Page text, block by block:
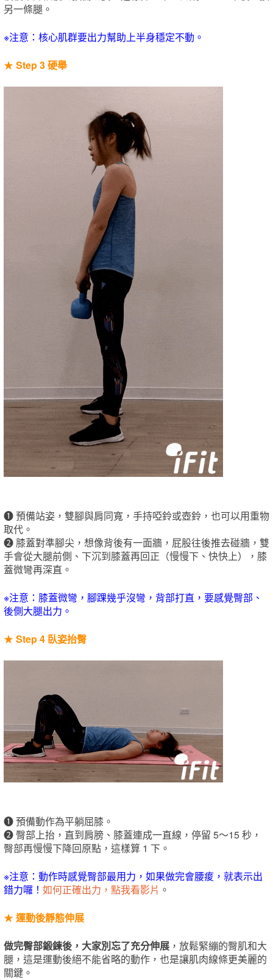
另一條腿。
※注意：核心肌群要出力幫助上半身穩定不動。
★ Step 3 硬舉
❶預備站姿，雙腳與肩同寬，手持啞鈴或壺鈴，也可以用重物
取代。
❷ 膝蓋對準腳尖，想像背後有一面牆，屁股往後推去碰牆，雙
手會從大腿前側、下沉到膝蓋再回正（慢慢下、快快上），膝
蓋微彎再深直。
※注意：膝蓋微彎，腳踝幾乎沒彎，背部打直，要感覺臀部、
後側大腿出力。
★ Step 4 臥姿抬臀
❶預備動作為平躺屈膝。
❷臀部上抬，直到肩膀、膝蓋連成一直線，停留 5～15 秒，
臀部再慢慢下降回原點，這樣算 1 下。
※注意：動作時感覺臀部最用力，如果做完會腰痠，就表示出
錯力囉！ 如何正確出力，點我看影片 。
★ 運動後靜態伸展
做完臀部鍛鍊後，大家別忘了充分伸展 ，放鬆緊繃的臀肌和大
腿，這是運動後絕不能省略的動作，也是讓肌肉線條更美麗的
關鍵。